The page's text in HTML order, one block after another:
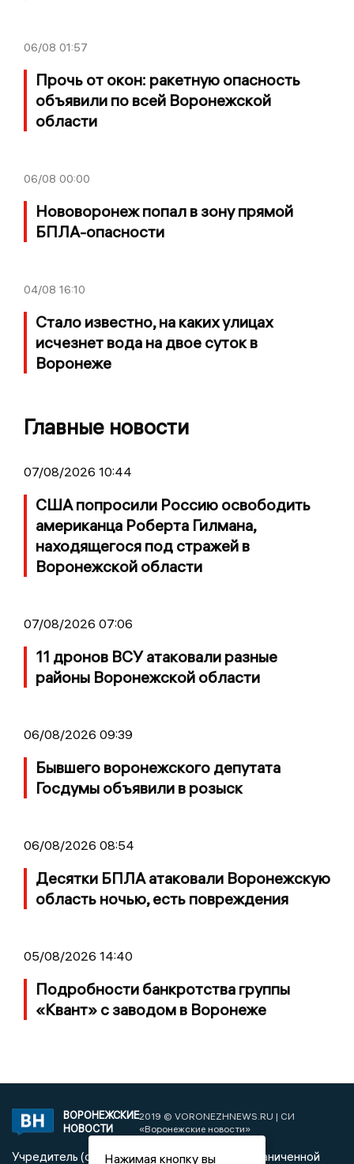
06/08 01:57
Прочь от окон: ракетную опасность
объявили по всей Воронежской
области
06/08 00:00
Нововоронеж попал в зону прямой
БПЛА-опасности
04/08 16:10
Стало известно, на каких улицах
исчезнет вода на двое суток в
Воронеже
Главные новости
07/08/2026 10:44
США попросили Россию освободить
американца Роберта Гилмана,
находящегося под стражей в
Воронежской области
07/08/2026 07:06
11 дронов ВСУ атаковали разные
районы Воронежской области
06/08/2026 09:39
Бывшего воронежского депутата
Госдумы объявили в розыск
06/08/2026 08:54
Десятки БПЛА атаковали Воронежскую
область ночью, есть повреждения
05/08/2026 14:40
Подробности банкротства группы
«Квант» с заводом в Воронеже
ВОРОНЕЖСКИЕ
НОВОСТИ
2019 © VORONEZHNEWS.RU | СИ
«Воронежские новости»
Учредитель (соучредители): Общество с ограниченной
Нажимая кнопку вы